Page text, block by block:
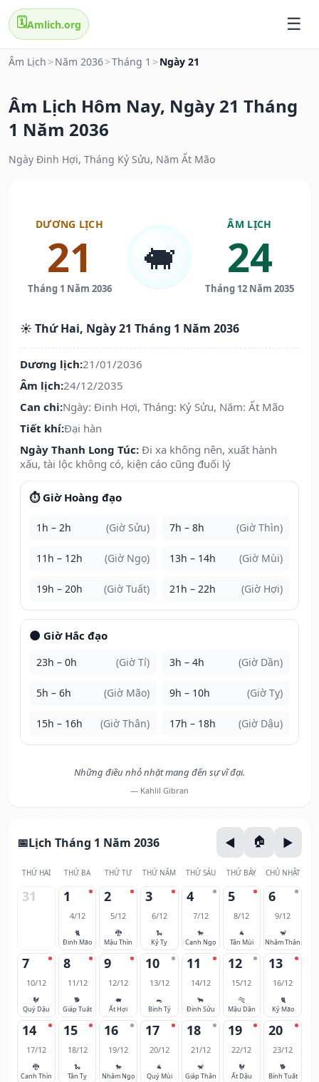
🗓️Amlich.org
Âm Lịch > Năm 2036>Tháng 1 > Ngày 21
Âm Lịch Hôm Nay, Ngày 21 Tháng
1 Năm 2036
Ngày Đinh Hợi, Tháng Kỷ Sửu, Năm Ất Mão
DƯƠNG LỊCH
21
Tháng 1 Năm 2036
🐖
ÂM LỊCH
24
Tháng 12 Năm 2035
☀️ Thứ Hai, Ngày 21 Tháng 1 Năm 2036
Dương lịch:21/01/2036
Âm lịch:24/12/2035
Can chi:Ngày: Đinh Hợi, Tháng: Kỷ Sửu, Năm: Ất Mão
Tiết khí:Đại hàn
Ngày Thanh Long Túc: Đi xa không nên, xuất hành
xấu, tài lộc không có, kiện cáo cũng đuối lý
⏱️ Giờ Hoàng đạo
1h – 2h (Giờ Sửu) 7h – 8h (Giờ Thìn)
11h – 12h (Giờ Ngọ) 13h – 14h (Giờ Mùi)
19h – 20h (Giờ Tuất) 21h – 22h (Giờ Hợi)
🌑 Giờ Hắc đạo
23h – 0h (Giờ Tí) 3h – 4h (Giờ Dần)
5h – 6h (Giờ Mão) 9h – 10h (Giờ Tỵ)
15h – 16h (Giờ Thân) 17h – 18h (Giờ Dậu)
Những điều nhỏ nhặt mang đến sự vĩ đại.
— Kahlil Gibran
Lịch Tháng 1 Năm 2036
THỨ HAI THỨ BA THỨ TƯ THỨ NĂM THỨ SÁU THỨ BẢY CHỦ NHẬT
31 1
4/12
🐈
Đinh Mão
2
5/12
🐉
Mậu Thìn
3
6/12
🐍
Kỷ Tỵ
4
7/12
🐎
Canh Ngọ
5
8/12
🐐
Tân Mùi
6
9/12
🐒
Nhâm Thân
7
10/12
🐓
Quý Dậu
8
11/12
🐕
Giáp Tuất
9
12/12
🐖
Ất Hợi
10
13/12
🐀
Bính Tý
11
14/12
🐂
Đinh Sửu
12
15/12
🐅
Mậu Dần
13
16/12
🐈
Kỷ Mão
14
17/12
🐉
Canh Thìn
15
18/12
🐍
Tân Tỵ
16
19/12
🐎
Nhâm Ngọ
17
20/12
🐐
Quý Mùi
18
21/12
🐒
Giáp Thân
19
22/12
🐓
Ất Dậu
20
23/12
🐕
Bính Tuất